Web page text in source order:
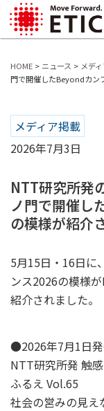
HOME > ニュース > メデ
門で開催したBeyondカン
メディア掲載
2026年7月3日
NTT研究所発
ノ門で開催し
の模様が紹介
5月15日・16日に
ンス2026の模様
紹介されました。
●2026年7月1日
NTT研究所発 触
ふるえ Vol.65
社会の営みの見え